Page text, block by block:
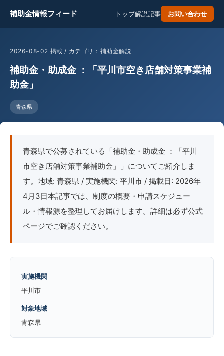
補助金情報フィード トップ解説記事 お問い合わせ
2026-08-02 掲載 / カテゴリ：補助金解説
補助金・助成金 ：「平川市空き店舗対策事業補
助金」
青森県
青森県で公募されている「補助金・助成金 ：「平川
市空き店舗対策事業補助金」」についてご紹介しま
す。地域: 青森県 / 実施機関: 平川市 / 掲載日: 2026年
4月3日本記事では、制度の概要・申請スケジュー
ル・情報源を整理してお届けします。詳細は必ず公式
ページでご確認ください。
実施機関
平川市
対象地域
青森県